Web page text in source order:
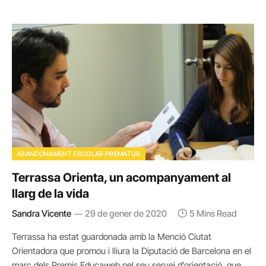
ABANDONAMENT ESCOLAR PREMATUR
Terrassa Orienta, un acompanyament al
llarg de la vida
Sandra Vicente 29 de gener de 2020 5 Mins Read
Terrassa ha estat guardonada amb la Menció Ciutat
Orientadora que promou i lliura la Diputació de Barcelona en el